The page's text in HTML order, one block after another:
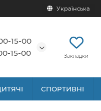
Українська
15-00
15-00
Закладки
СПОРТИВНІ